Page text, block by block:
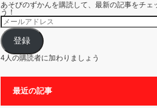
あそびのずかんを購読して、最新の記事をチェ
う！
メ
ー
ル
ア
ド
レ
ス
登録
4人の購読者に加わりましょう
最近の記事